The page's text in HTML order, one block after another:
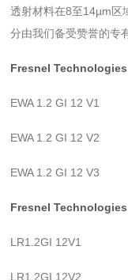
透射材料在8至14µm区
分由我们备受赞誉的专
Fresnel Technologies
EWA 1.2 GI 12 V1
EWA 1.2 GI 12 V2
EWA 1.2 GI 12 V3
Fresnel Technologies
LR1.2GI 12V1
LR1.2GI 12V2